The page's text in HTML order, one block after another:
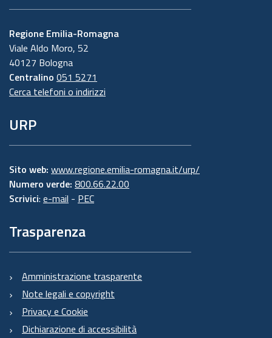
Regione Emilia-Romagna
Viale Aldo Moro, 52
40127 Bologna
Centralino 051 5271
Cerca telefoni o indirizzi
URP
Sito web: www.regione.emilia-romagna.it/urp/
Numero verde: 800.66.22.00
Scrivici: e-mail - PEC
Trasparenza
Amministrazione trasparente
Note legali e copyright
Privacy e Cookie
Dichiarazione di accessibilità